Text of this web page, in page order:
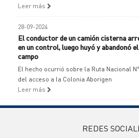
Leer más
28-09-2024
El conductor de un camión cisterna
en un control, luego huyó y abandonó
campo
El hecho ocurrió sobre la Ruta Nacional
del acceso a la Colonia Aborigen
Leer más
REDES